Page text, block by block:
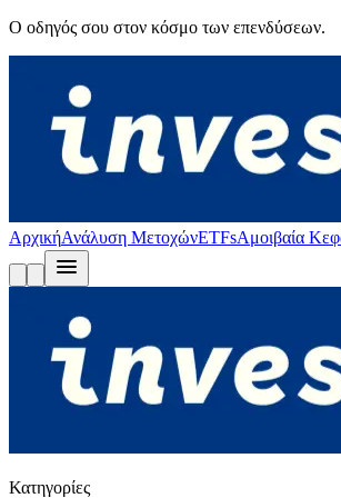
Ο οδηγός σου στον κόσμο των επενδύσεων.
ΑρχικήΑνάλυση ΜετοχώνETFsΑμοιβαία
Κατηγορίες